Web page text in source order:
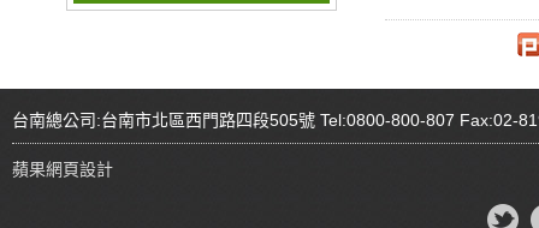
台南總公司:台南市北區西門路四段505號 Tel:0800-800-807 Fax:02-
蘋果網頁設計